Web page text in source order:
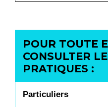
POUR TOUTE
CONSULTER
PRATIQUES :
Particuliers